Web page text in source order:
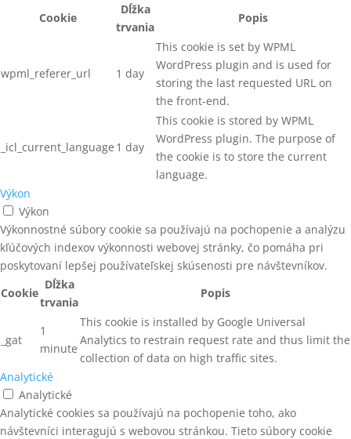
SPONY A KOLÍČKY
SPONY PRIEMYSELNÉ
STAVEBNÉ SKRUTKY S
TANIEROVOU HLAVOU
ZÁPUSTNOU HLAVOU
STOJANOVÉ ODVÍJAČKY
STOJANY PRE ŠIJACIE STROJE
STOLIČKY PRE PRACOVNÍKOV
STRIHACIE ZARIADENIA
STROJE NA VÝROBU PALIET
TEXTILNÉ PÁSKY (PES)
Trapézové tyče - C15
Cookie
Dĺžka
trvania
Popis
wpml_referer_url 1 day
This cookie is set by WPML
WordPress plugin and is used for
storing the last requested URL on
the front-end.
_icl_current_language 1 day
This cookie is stored by WPML
WordPress plugin. The purpose of
the cookie is to store the current
language.
Výkon
Výkon
Výkonnostné súbory cookie sa používajú na pochopenie a analýzu
kľúčových indexov výkonnosti webovej stránky, čo pomáha pri
poskytovaní lepšej používateľskej skúsenosti pre návštevníkov.
Cookie
Dĺžka
trvania
Popis
_gat
1
minute
This cookie is installed by Google Universal
Analytics to restrain request rate and thus limit the
collection of data on high traffic sites.
Analytické
Analytické
Analytické cookies sa používajú na pochopenie toho, ako
návštevníci interagujú s webovou stránkou. Tieto súbory cookie